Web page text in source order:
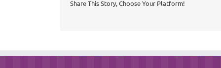
Share This Story, Choose Your Platform!